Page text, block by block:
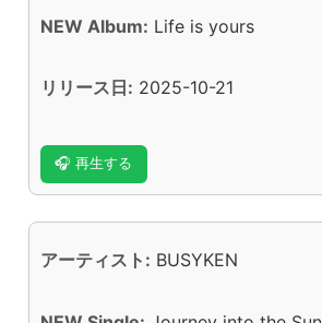
NEW Album: Life is yours
リリース日: 2025-10-21
🎧 再生する
アーティスト: BUSYKEN